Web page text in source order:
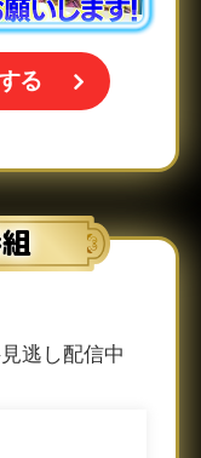
る
逃し配信中